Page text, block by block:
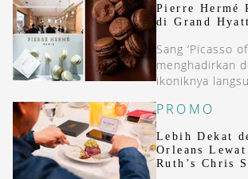
Pierre Hermé
di Grand
Sang ‘Picasso
menghadirkan
ikoniknya
haute pâtisserie.
PROMO
Lebih Dekat
Orleans
Ruth’s Chris